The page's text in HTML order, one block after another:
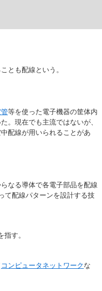
とも配線という。
等を使った電子機器の筐体内
。現在でも主流ではないが、
配線が用いられることがあ
なる導体で各電子部品を配線
て配線パターンを設計する技
す。
コンピュータネットワークな